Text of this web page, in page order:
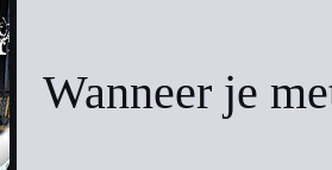
Wanneer je